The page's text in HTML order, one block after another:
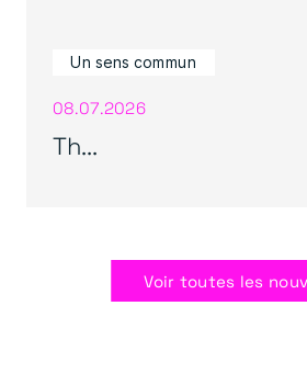
Un sens commun
08.07.2026
Th...
Voir toutes les